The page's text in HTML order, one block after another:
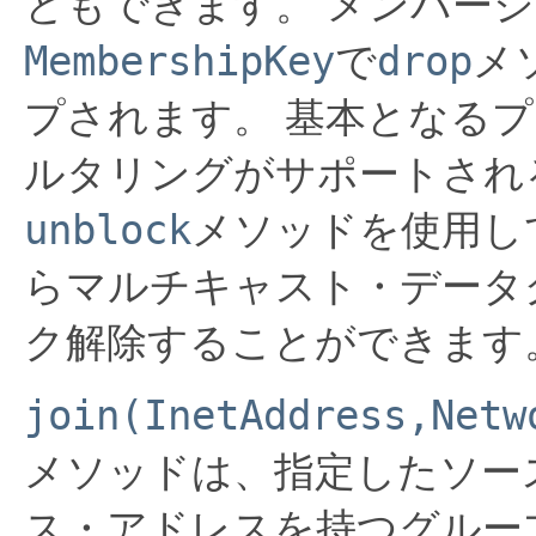
MembershipKeyでdropメ
プされます。
基本となる
ルタリングがサポートされ
unblockメソッドを使用
らマルチキャスト・デー
ク解除することができます
メソッドは、指定したソ